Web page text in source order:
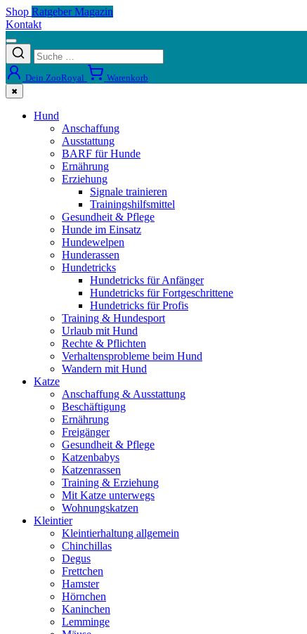
Shop Ratgeber Magazin
Kontakt
Dein ZooRoyal Warenkorb
✖
Hund
Anschaffung
Ausstattung
BARF für Hunde
Ernährung
Erziehung
Signale trainieren
Trainingshilfsmittel
Gesundheit & Pflege
Hunde im Einsatz
Hundewelpen
Hunderassen
Hundetricks
Hundetricks für Anfänger
Hundetricks für Fortgeschrittene
Hundetricks für Profis
Training & Hundesport
Urlaub mit Hund
Rechte & Pflichten
Verhaltensprobleme beim Hund
Wandern mit Hund
Katze
Anschaffung & Ausstattung
Beschäftigung
Ernährung
Freigänger
Gesundheit & Pflege
Katzenbabys
Katzenrassen
Training & Erziehung
Mit Katze unterwegs
Wohnungskatzen
Kleintier
Kleintierhaltung allgemein
Chinchillas
Degus
Frettchen
Hamster
Hörnchen
Kaninchen
Lemminge